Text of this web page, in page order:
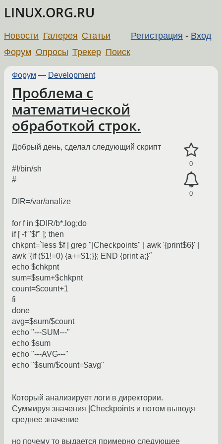
LINUX.ORG.RU
Регистрация - Вход
Новости Галерея Статьи
Форум Опросы Трекер Поиск
Форум — Development
Проблема с
математической
обработкой строк.
0
0
Добрый день, сделал следующий скрипт
#!/bin/sh
#
DIR=/var/analize
for f in $DIR/b*.log;do
if [ -f "$f" ]; then
chkpnt=`less $f | grep "|Checkpoints" | awk '{print$6}' |
awk '{if ($1!=0) {a+=$1;}}; END {print a;}'`
echo $chkpnt
sum=$sum+$chkpnt
count=$count+1
fi
done
avg=$sum/$count
echo "---SUM---"
echo $sum
echo "---AVG---"
echo "$sum/$count=$avg"
Который анализирует логи в директории.
Суммируя значения |Checkpoints и потом выводя
среднее значение
но почему то выдается примерно следующее